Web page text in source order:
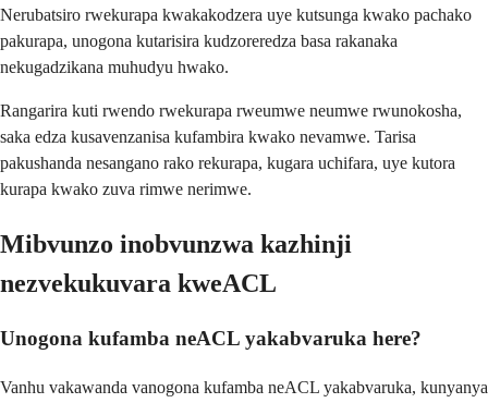
Nerubatsiro rwekurapa kwakakodzera uye kutsunga kwako pachako
pakurapa, unogona kutarisira kudzoreredza basa rakanaka
nekugadzikana muhudyu hwako.
Rangarira kuti rwendo rwekurapa rweumwe neumwe rwunokosha,
saka edza kusavenzanisa kufambira kwako nevamwe. Tarisa
pakushanda nesangano rako rekurapa, kugara uchifara, uye kutora
kurapa kwako zuva rimwe nerimwe.
Mibvunzo inobvunzwa kazhinji
nezvekukuvara kweACL
Unogona kufamba neACL yakabvaruka here?
Vanhu vakawanda vanogona kufamba neACL yakabvaruka, kunyanya